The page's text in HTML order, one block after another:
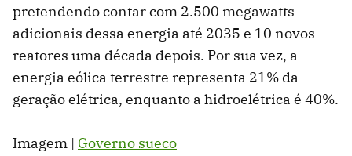
pretendendo contar com 2.500 megawatts
adicionais dessa energia até 2035 e 10 novos
reatores uma década depois. Por sua vez, a
energia eólica terrestre representa 21% da
geração elétrica, enquanto a hidroelétrica é 40%.
Imagem | Governo sueco